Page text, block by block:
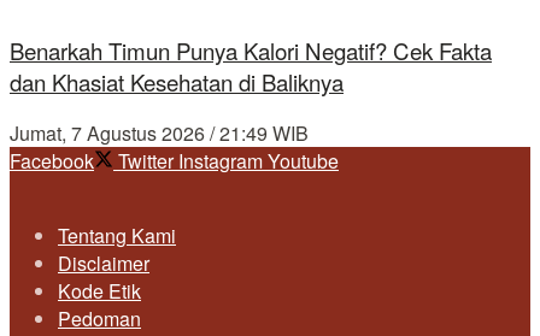
Benarkah Timun Punya Kalori Negatif? Cek Fakta
dan Khasiat Kesehatan di Baliknya
Jumat, 7 Agustus 2026 / 21:49 WIB
Facebook
Twitter InstagramYoutube
Tentang Kami
Disclaimer
Kode Etik
Pedoman